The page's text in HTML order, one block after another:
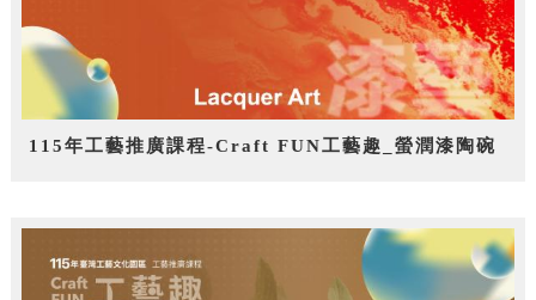
115年工藝推廣課程-Craft FUN工藝趣_螢潤漆陶碗